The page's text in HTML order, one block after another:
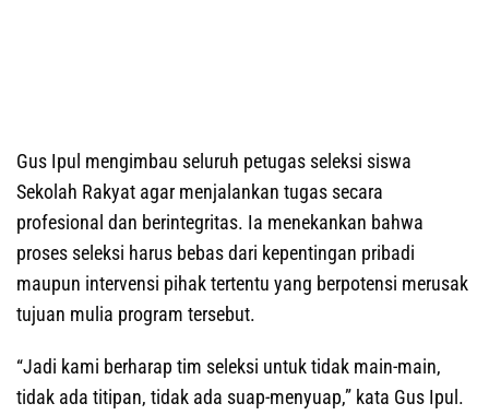
Gus Ipul mengimbau seluruh petugas seleksi siswa
Sekolah Rakyat agar menjalankan tugas secara
profesional dan berintegritas. Ia menekankan bahwa
proses seleksi harus bebas dari kepentingan pribadi
maupun intervensi pihak tertentu yang berpotensi merusak
tujuan mulia program tersebut.
“Jadi kami berharap tim seleksi untuk tidak main-main,
tidak ada titipan, tidak ada suap-menyuap,” kata Gus Ipul.